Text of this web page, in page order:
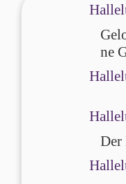
ne
Der